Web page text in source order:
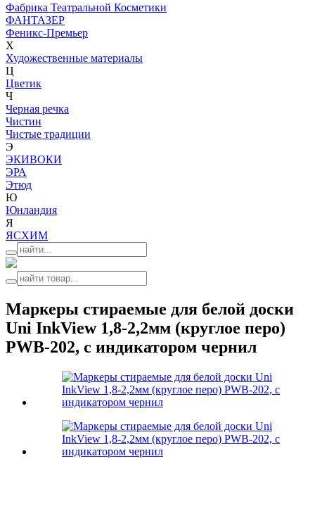
Фабрика Театральной Косметики
ФАНТАЗЕР
Феникс-Премьер
Х
Художественные материалы
Ц
Цветик
Ч
Черная речка
Чистин
Чистые традиции
Э
ЭКИВОКИ
ЭРА
Этюд
Ю
Юнландия
Я
ЯСХИМ
Маркеры стираемые для белой доски
Uni InkView 1,8-2,2мм (круглое перо)
PWB-202, с индикатором чернил